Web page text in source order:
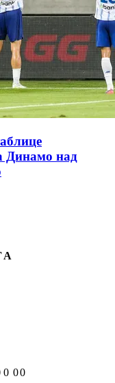
Динамо над
А
0 00